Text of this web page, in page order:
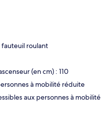
fauteuil roulant
(en cm) : 110
à mobilité réduite
aux personnes à mobilité